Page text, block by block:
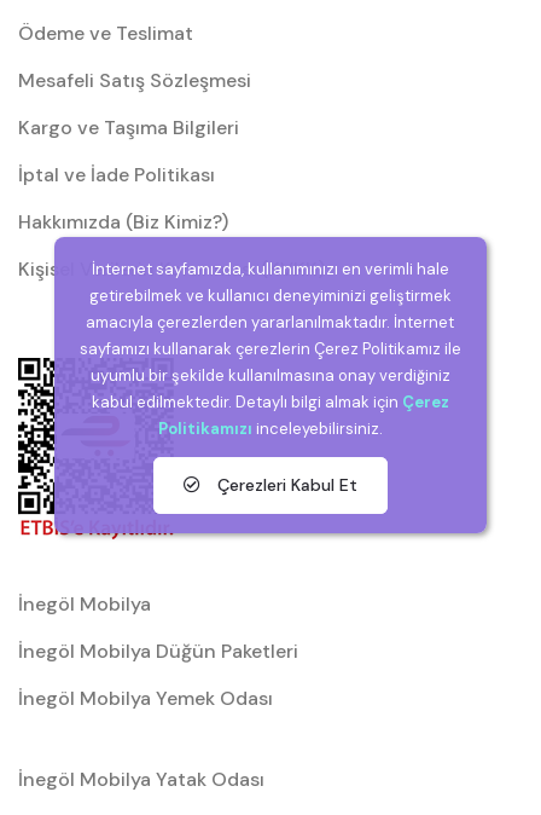
Ödeme ve Teslimat
Mesafeli Satış Sözleşmesi
Kargo ve Taşıma Bilgileri
İptal ve İade Politikası
Hakkımızda (Biz Kimiz?)
Kişisel Verilerin Korunması (KVKK)
İnegöl Mobilya
İnegöl Mobilya Düğün Paketleri
İnegöl Mobilya Yemek Odası
İnegöl Mobilya Yatak Odası
İnternet sayfamızda, kullanımınızı en verimli hale
getirebilmek ve kullanıcı deneyiminizi geliştirmek
amacıyla çerezlerden yararlanılmaktadır. İnternet
sayfamızı kullanarak çerezlerin Çerez Politikamız ile
uyumlu bir şekilde kullanılmasına onay verdiğiniz
kabul edilmektedir. Detaylı bilgi almak için Çerez
Politikamızı inceleyebilirsiniz.
Çerezleri Kabul Et